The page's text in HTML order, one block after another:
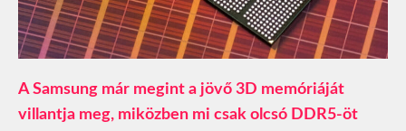
A Samsung már megint a jövő 3D memóriáját
villantja meg, miközben mi csak olcsó DDR5-öt